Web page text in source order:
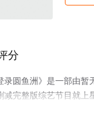
分
录圆鱼洲》是一部由
减完整版综艺节目就上